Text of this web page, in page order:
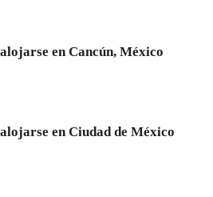
en Cancún, México
en Ciudad de México